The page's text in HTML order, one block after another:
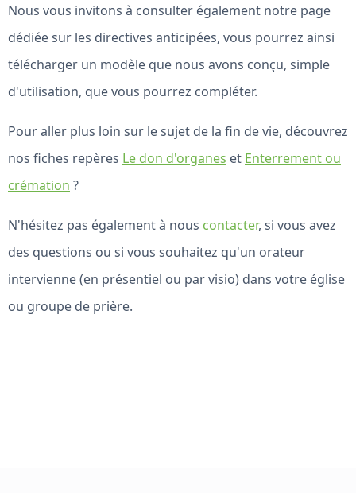
Nous vous invitons à consulter également notre page
dédiée sur les directives anticipées, vous pourrez ainsi
télécharger un modèle que nous avons conçu, simple
d'utilisation, que vous pourrez compléter.
Pour aller plus loin sur le sujet de la fin de vie, découvrez
nos fiches repères Le don d'organes et Enterrement ou
crémation ?
N'hésitez pas également à nous contacter, si vous avez
des questions ou si vous souhaitez qu'un orateur
intervienne (en présentiel ou par visio) dans votre église
ou groupe de prière.